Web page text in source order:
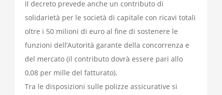
Il decreto prevede anche un contributo di
solidarietà per le società di capitale con ricavi totali
oltre i 50 milioni di euro al fine di sostenere le
funzioni dell’Autorità garante della concorrenza e
del mercato (il contributo dovrà essere pari allo
0,08 per mille del fatturato).
Tra le disposizioni sulle polizze assicurative si